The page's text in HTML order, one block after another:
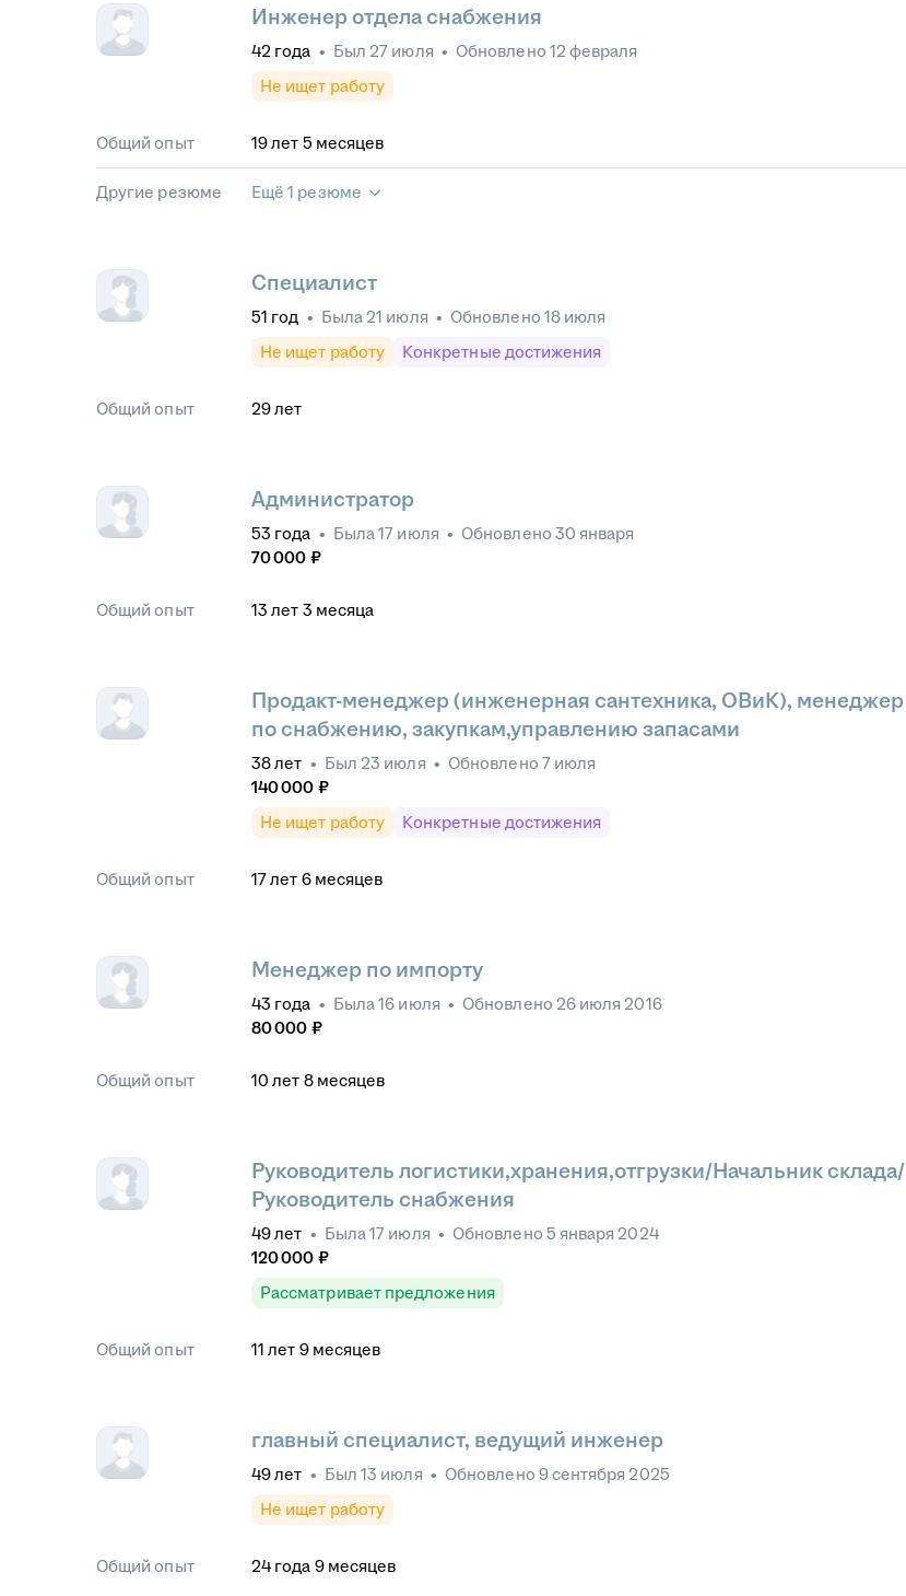
Инженер отдела снабжения
42 года • Был 27 июля • Обновлено 12 февраля
Не ищет работу
Общий опыт 19лет 5 месяцев
Другие резюме Ещё 1 резюме
Специалист
51 год • Была 21 июля • Обновлено 18 июля
Не ищет работу
Конкретные достижения
Общий опыт 29лет
Администратор
53 года • Была17 июля • Обновлено 30 января
70 000 ₽
Общий опыт 13 лет 3 месяца
Продакт-менеджер (инженерная сантехника, ОВиК), менеджер
по снабжению, закупкам,управлению запасами
38лет • Был 23 июля • Обновлено 7 июля
140 000 ₽
Не ищет работу
Конкретные достижения
Общий опыт 17лет 6 месяцев
Менеджер по импорту
43 года • Была16 июля • Обновлено 26 июля 2016
80 000 ₽
Общий опыт 10 лет 8 месяцев
Руководитель логистики,хранения,отгрузки/Начальник склада/
Руководитель снабжения
49лет • Была17 июля • Обновлено 5 января 2024
120 000 ₽
Рассматривает предложения
Общий опыт 11 лет 9 месяцев
главный специалист, ведущий инженер
49лет • Был 13 июля • Обновлено 9 сентября 2025
Не ищет работу
Общий опыт 24 года 9 месяцев